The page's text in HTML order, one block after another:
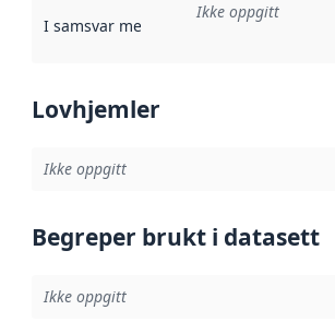
I samsvar med Referanse til en
Ikke oppgitt
Lovhjemler
Ikke oppgitt
Begreper brukt i datasett
Ikke oppgitt